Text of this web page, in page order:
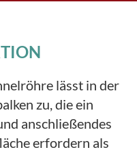
lässt in der
zu, die ein
anschließendes
erfordern als